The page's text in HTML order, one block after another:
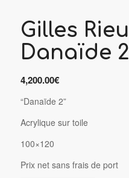
Gilles Rieu
Danaïde 2
4,200.00€
“Danaïde 2”
Acrylique sur toile
100×120
Prix net sans frais de port